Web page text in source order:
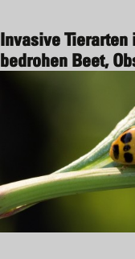
Invasive Tierarten
bedrohen Beet,